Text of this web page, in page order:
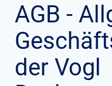
AGB -
der Vogl